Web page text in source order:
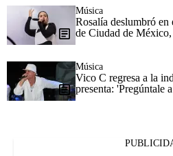
Música
Rosalía deslumbró
de Ciudad de
Música
Vico C regresa a la
presenta: 'Pregúntale